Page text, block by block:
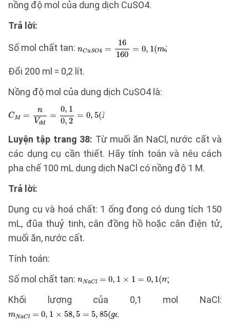
nồng độ mol của dung dịch CuSO4.
Trả lời:
Số mol chất tan: ;
Đổi 200 ml = 0,2 lít.
Nồng độ mol của dung dịch CuSO4 là:
Luyện tập trang 38: Từ muối ăn NaCl, nước cất và
các dụng cụ cần thiết. Hãy tính toán và nêu cách
pha chế 100 mL dung dịch NaCl có nồng độ 1 M.
Trả lời:
Dụng cụ và hoá chất: 1 ống đong có dung tích 150
mL, đũa thuỷ tinh, cân đồng hồ hoặc cân điện tử,
muối ăn, nước cất.
Tính toán:
Số mol chất tan:
;
Khối lượng của 0,1 mol NaCl:
.